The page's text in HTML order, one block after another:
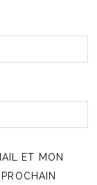
ET MON